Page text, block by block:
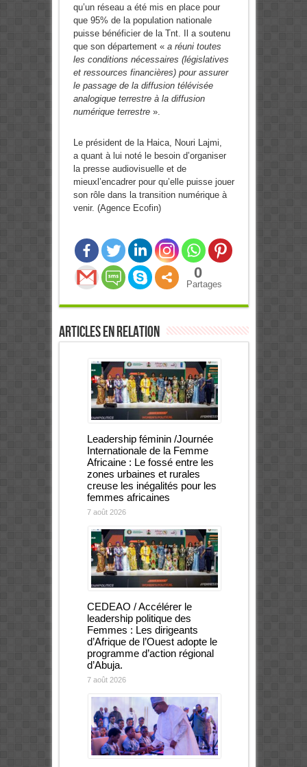
qu’un réseau a été mis en place pour
que 95% de la population nationale
puisse bénéficier de la Tnt. Il a soutenu
que son département «a réuni toutes
les conditions nécessaires (législatives
et ressources financières) pour assurer
le passage de la diffusion télévisée
analogique terrestre à la diffusion
numérique terrestre ».
Le président de la Haica, Nouri Lajmi,
a quant à lui noté le besoin d’organiser
la presse audiovisuelle et de
mieuxl’encadrer pour qu’elle puisse jouer
son rôle dans la transition numérique à
venir. (Agence Ecofin)
0
Partages
Articles en relation
Leadership féminin /Journée
Internationale de la Femme
Africaine : Le fossé entre les
zones urbaines et rurales
creuse les inégalités pour les
femmes africaines
7 août 2026
CEDEAO / Accélérer le
leadership politique des
Femmes : Les dirigeants
d’Afrique de l’Ouest adopte le
programme d’action régional
d’Abuja.
7 août 2026